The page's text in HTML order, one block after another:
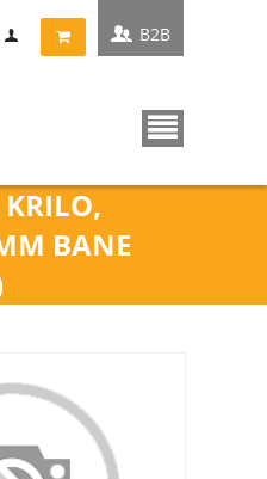
BANE
B2B